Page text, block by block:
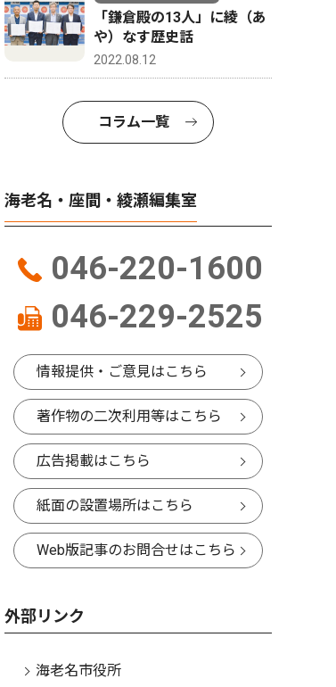
「鎌倉殿の13人」に綾（あ
や）なす歴史話
2022.08.12
コラム一覧
海老名・座間・綾瀬編集室
046-220-1600
046-229-2525
情報提供・ご意見はこちら
著作物の二次利用等はこちら
広告掲載はこちら
紙面の設置場所はこちら
Web版記事のお問合せはこちら
外部リンク
海老名市役所